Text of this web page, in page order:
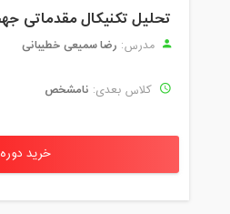
مدرس: رضا سمیعی خطیبانی
کلاس بعدی: نامشخص
خرید دوره